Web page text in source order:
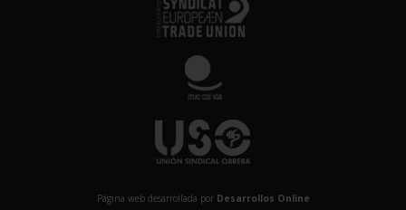
Página web desarrollada por Desarrollos Online